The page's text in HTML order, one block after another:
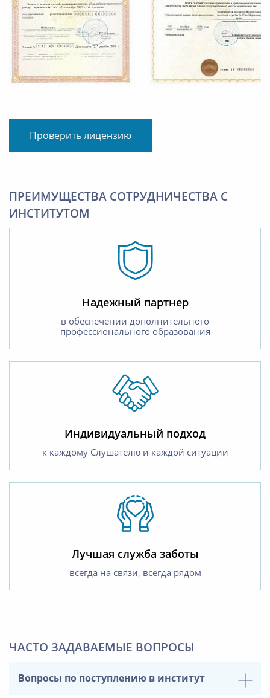
Проверить лицензию
ПРЕИМУЩЕСТВА СОТРУДНИЧЕСТВА С
ИНСТИТУТОМ
Надежный партнер
в обеспечении дополнительного
профессионального образования
Индивидуальный подход
к каждому Слушателю и каждой ситуации
Лучшая служба заботы
всегда на связи, всегда рядом
ЧАСТО ЗАДАВАЕМЫЕ ВОПРОСЫ
Вопросы по поступлению в институт